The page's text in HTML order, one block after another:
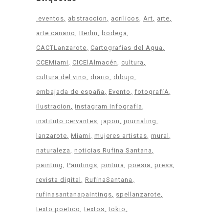
.eventos abstraccion acrilicos Art
arte
arte canario
Berlin
bodega
CACTLanzarote
Cartografias del Agua
CCEMiami
CICElAlmacén
cultura
cultura del vino
diario
dibujo
embajada de españa
Evento
fotografíA
ilustracion
instagram infografia
instituto cervantes japon
journaling
lanzarote Miami mujeres artistas mural
naturaleza
noticias Rufina Santana
painting
Paintings pintura poesia
press
revista digital
RufinaSantana
rufinasantanapaintings
spellanzarote
texto poetico
textos tokio